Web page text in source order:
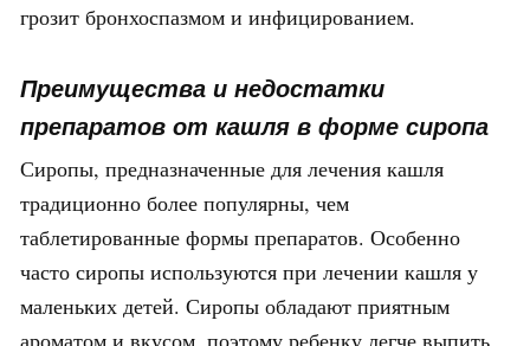
грозит бронхоспазмом и инфицированием.
Преимущества и недостатки
препаратов от кашля в форме сиропа
Сиропы, предназначенные для лечения кашля
традиционно более популярны, чем
таблетированные формы препаратов. Особенно
часто сиропы используются при лечении кашля у
маленьких детей. Сиропы обладают приятным
ароматом и вкусом, поэтому ребенку легче выпить